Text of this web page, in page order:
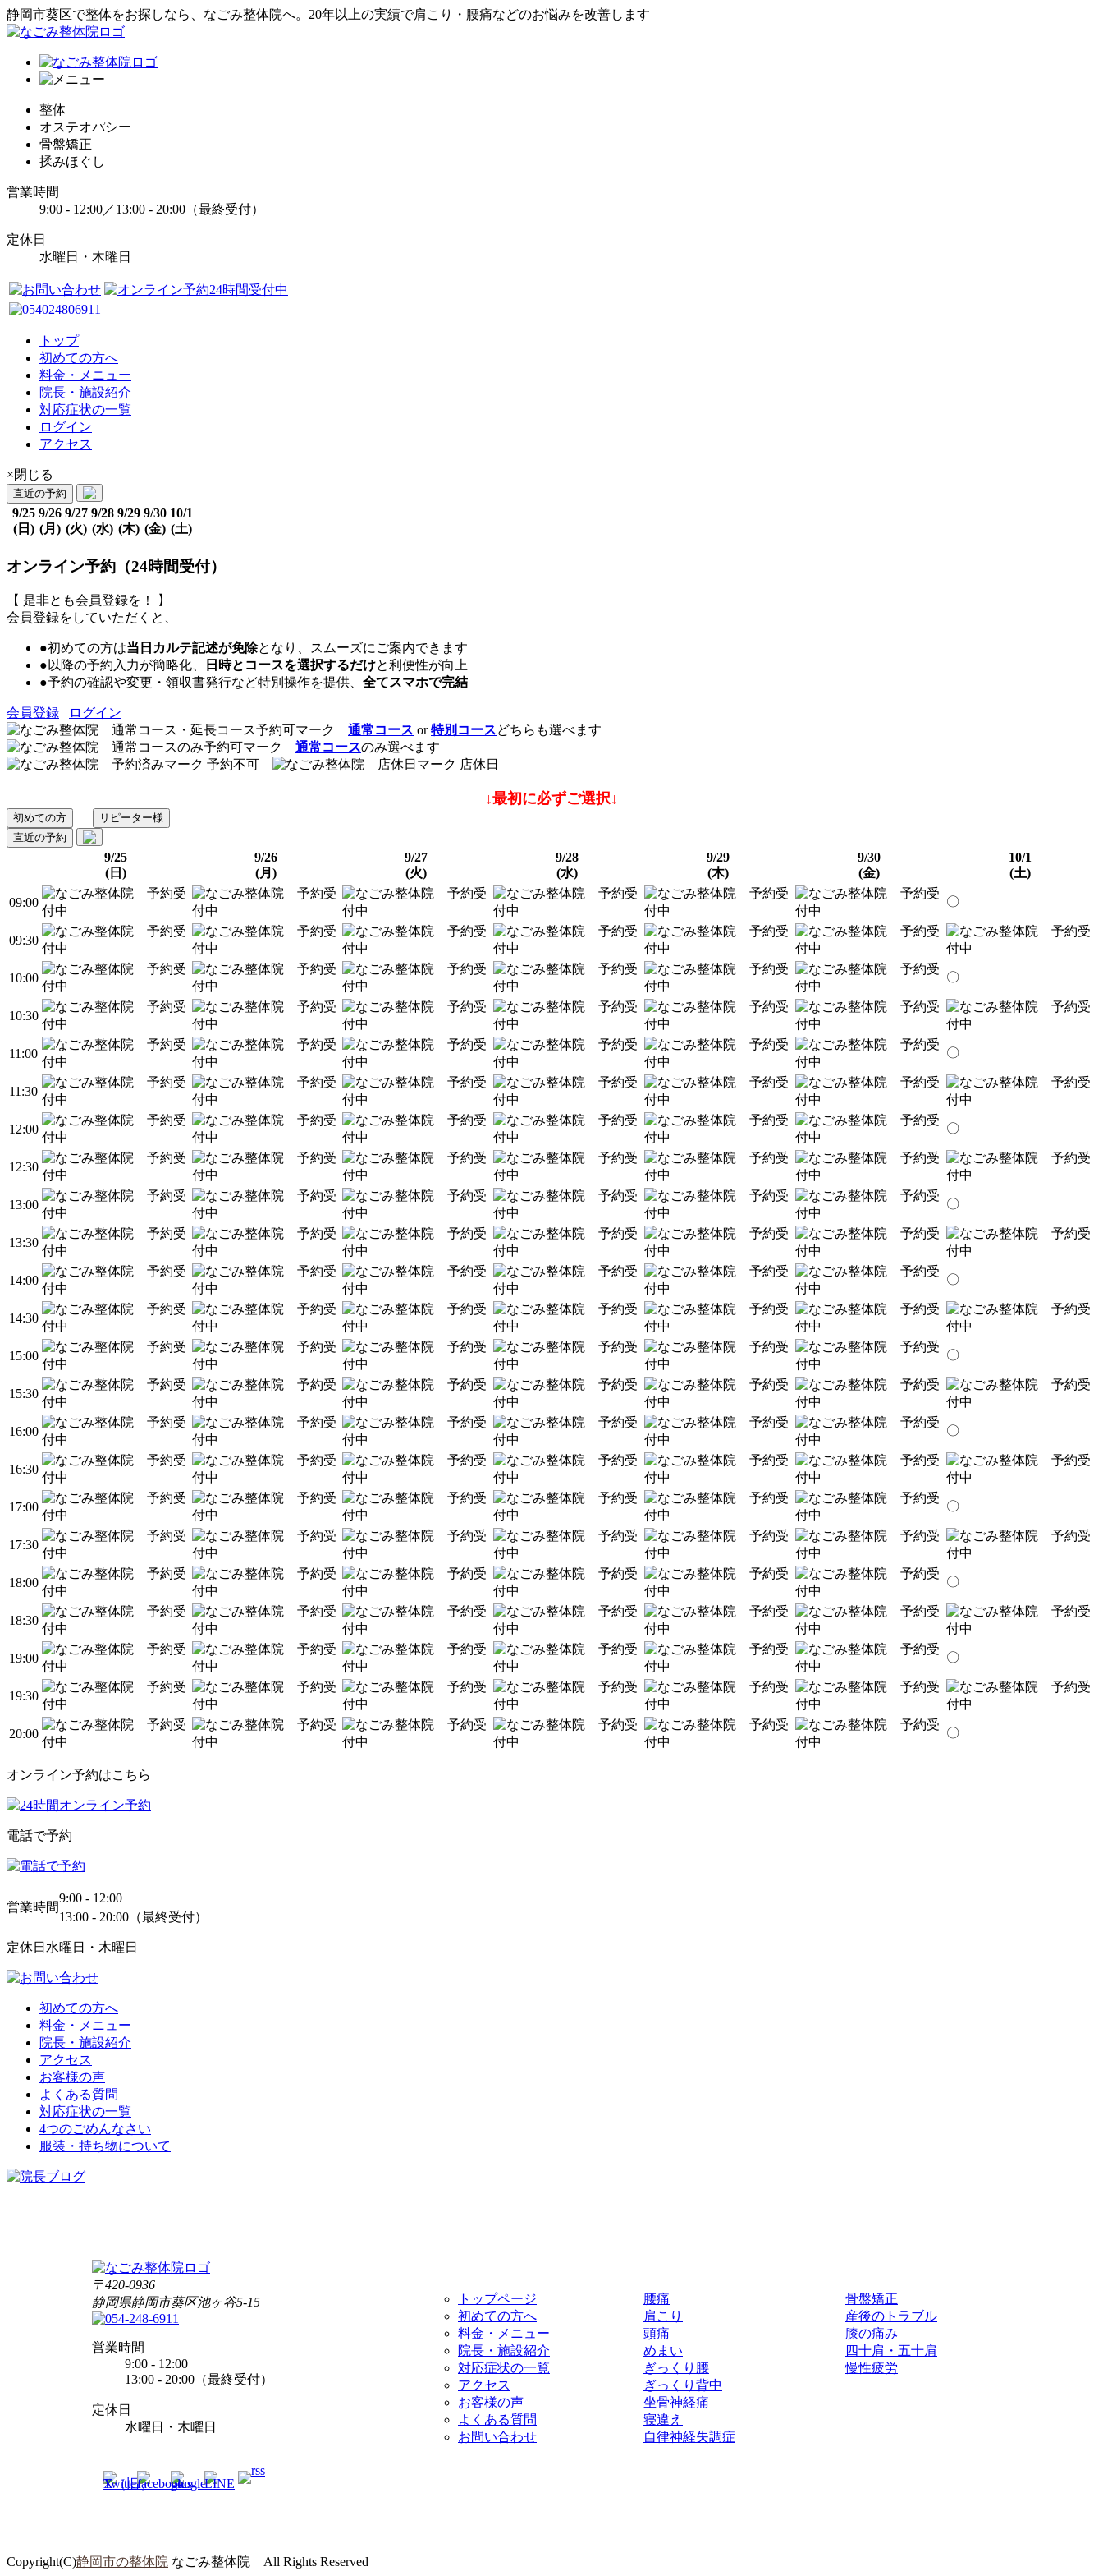
静岡市葵区で整体をお探しなら、なごみ整体院へ。20年以上の実績で肩こり・腰痛などのお悩みを改善します
整体
オステオパシー
骨盤矯正
揉みほぐし
営業時間
9:00 - 12:00／13:00 - 20:00（最終受付）
定休日
水曜日・木曜日
トップ
初めての方へ
料金・メニュー
院長・施設紹介
対応症状の一覧
ログイン
アクセス
×閉じる
直近の予約
9/25
(日)
9/26
(月)
9/27
(火)
9/28
(水)
9/29
(木)
9/30
(金)
10/1
(土)
オンライン予約（24時間受付）
【 是非とも会員登録を！ 】
会員登録をしていただくと、
●初めての方は当日カルテ記述が免除となり、スムーズにご案内できます
●以降の予約入力が簡略化、
日時とコースを選択するだけと利便性が向上
●予約の確認や変更・領収書発行など特別操作を提供、 全てスマホで完結
会員登録
ログイン
通常コース or特別コースどちらも選べます
通常コースのみ選べます
予約不可
店休日
↓最初に必ずご選択↓
初めての方
リピーター様
直近の予約
9/25
(日)
9/26
(月)
9/27
(火)
9/28
(水)
9/29
(木)
9/30
(金)
10/1
(土)
09:00 〇
09:30
10:00 〇
10:30
11:00 〇
11:30
12:00 〇
12:30
13:00 〇
13:30
14:00 〇
14:30
15:00 〇
15:30
16:00 〇
16:30
17:00 〇
17:30
18:00 〇
18:30
19:00 〇
19:30
20:00 〇
オンライン予約はこちら
電話で予約
営業時間
9:00 - 12:00
13:00 - 20:00（最終受付）
定休日 水曜日・木曜日
初めての方へ
料金・メニュー
院長・施設紹介
アクセス
お客様の声
よくある質問
対応症状の一覧
4つのごめんなさい
服装・持ち物について
〒420-0936
静岡県静岡市葵区池ヶ谷5-15
営業時間
9:00 - 12:00
13:00 - 20:00（最終受付）
定休日
水曜日・木曜日
トップページ
初めての方へ
料金・メニュー
院長・施設紹介
対応症状の一覧
アクセス
お客様の声
よくある質問
お問い合わせ
腰痛
肩こり
頭痛
めまい
ぎっくり腰
ぎっくり背中
坐骨神経痛
寝違え
自律神経失調症
骨盤矯正
産後のトラブル
膝の痛み
四十肩・五十肩
慢性疲労
Copyright(C)静岡市の整体院 なごみ整体院 All Rights Reserved